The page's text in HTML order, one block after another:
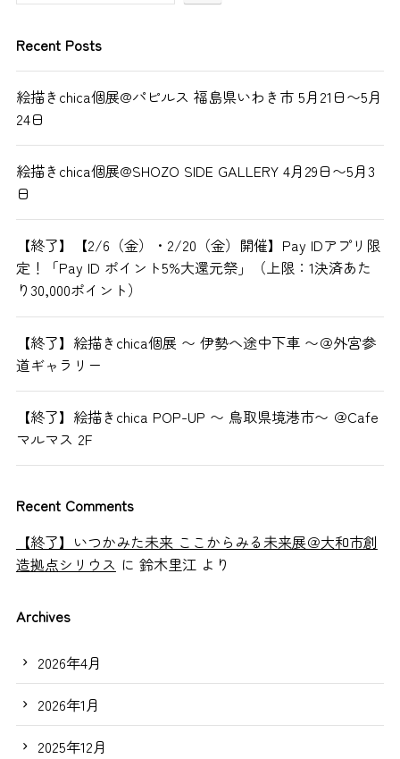
Recent Posts
絵描きchica個展@パピルス 福島県いわき市 5月21日〜5月
24日
絵描きchica個展@SHOZO SIDE GALLERY 4月29日〜5月3
日
【終了】【2/6（金）・2/20（金）開催】Pay IDアプリ限
定！「Pay ID ポイント5%大還元祭」（上限：1決済あた
り30,000ポイント）
【終了】絵描きchica個展 〜 伊勢へ途中下車 〜＠外宮参
道ギャラリー
【終了】絵描きchica POP-UP 〜 鳥取県境港市〜 ＠Cafe
マルマス 2F
Recent Comments
【終了】いつかみた未来 ここからみる未来展＠大和市創
造拠点シリウス に 鈴木里江より
Archives
2026年4月
2026年1月
2025年12月